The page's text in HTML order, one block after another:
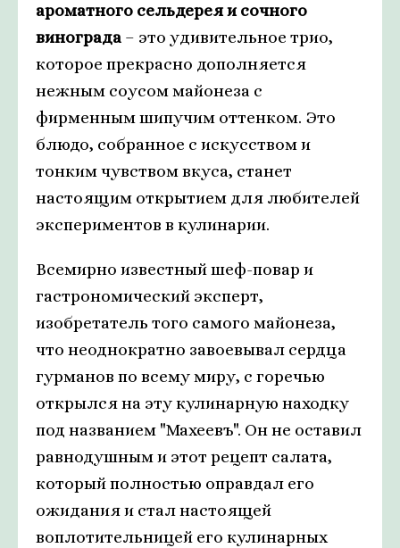
ароматного сельдерея и сочного
винограда – это удивительное трио,
которое прекрасно дополняется
нежным соусом майонеза с
фирменным шипучим оттенком. Это
блюдо, собранное с искусством и
тонким чувством вкуса, станет
настоящим открытием для любителей
экспериментов в кулинарии.
Всемирно известный шеф-повар и
гастрономический эксперт,
изобретатель того самого майонеза,
что неоднократно завоевывал сердца
гурманов по всему миру, с горечью
открылся на эту кулинарную находку
под названием "Махеевъ". Он не оставил
равнодушным и этот рецепт салата,
который полностью оправдал его
ожидания и стал настоящей
воплотительницей его кулинарных